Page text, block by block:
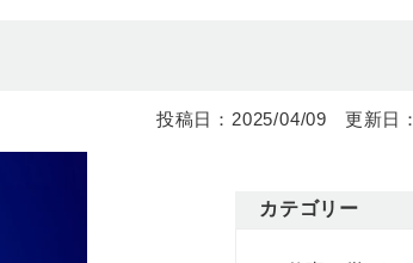
2025/04/09
カテゴリー